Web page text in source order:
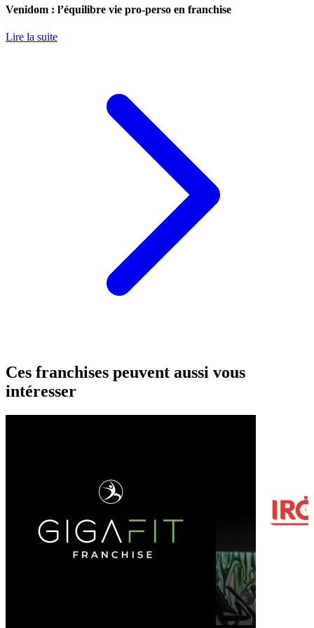
Venidom : l’équilibre vie pro-perso en franchise
Lire la suite
Ces franchises peuvent aussi vous
intéresser